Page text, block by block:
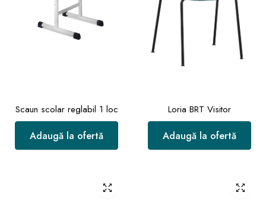
Scaun scolar reglabil 1 loc
Adaugă la ofertă
Loria BRT Visitor
Adaugă la ofertă